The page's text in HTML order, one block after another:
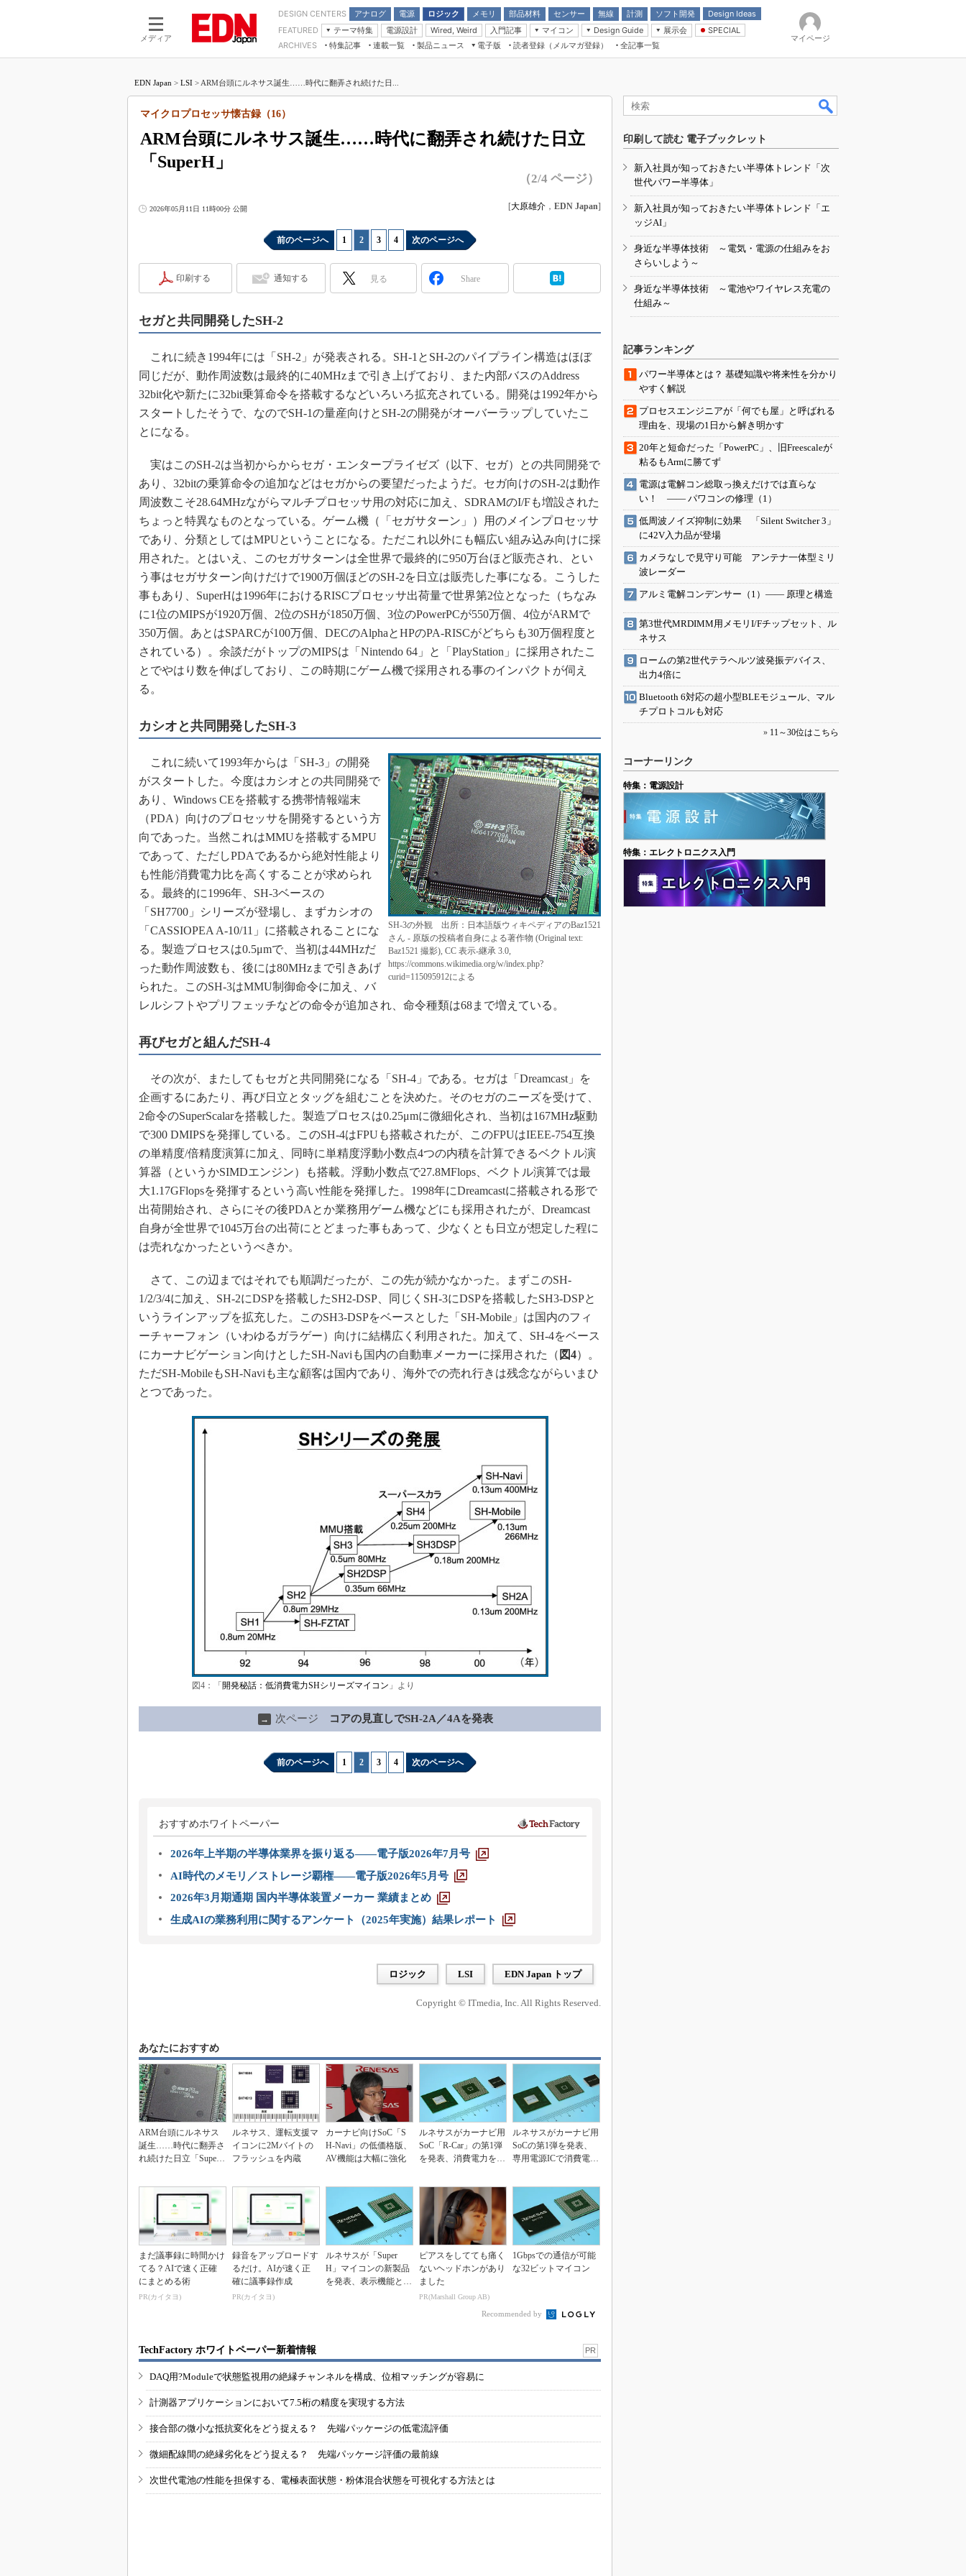
メディア
DESIGN CENTERS アナログ
電源
モーター
ロジック
LSI
メモリ
部品材料
受動部品
センサー 無線 計測 ソフト開発
Design Ideas
アナログ機能回路
計測とテスト
Wired, Weird
FEATURED
テーマ特集
つながるクルマ
エレクトロニクス入門
5G（EE Times Japan）
製品解剖（EE Times Japan）
電源設計 Wired, Weird
入門記事
モーター入門
マイコン
マイコン講座
Design Guide
計測機器
展示会
CEATEC
組込み/エッジコンピューティング展
人とくるま展
SPECIAL
Microchip情報
ARCHIVES 特集記事
連載一覧
マイクロプロセッサ懐古録
中堅技術者に贈る電子部品“徹底”活
用講座
たった2つの式で始めるDC/DCコン
バーターの設計
Q&Aで学ぶマイコン講座
高速シリアル伝送技術講座
記録計／データロガーの基礎知識
ズ編
座
Bluetooth mesh入門
「SPICEの仕組みとその活用設計」
う変わる？
IoT時代の無線規格を知る【Thread
IoT時代の無線規格を知る【Z-Wave
編】
製品ニュース
電子版
電子ブックレット
読者登録（メルマガ登録） 全記事一覧
マイページ
EDN Japan > LSI > ARM台頭にルネサス誕生……時代に翻弄され続けた日...
ARM台頭にルネサス誕生……時代に翻弄され続けた日立
「SuperH」
マイクロプロセッサ懐古録（16）
（2/4 ページ）
2026年05月11日 11時00分 公開 [大原雄介 ， EDN Japan]
前のページへ 1 2 3 4 次のページへ
印刷する 通知する 見る Share
セガと共同開発したSH-2
これに続き1994年には「SH-2」が発表される。SH-1とSH-2のパイプライン構造はほぼ
同じだが、動作周波数は最終的に40MHzまで引き上げており、また内部バスのAddress
32bit化や新たに32bit乗算命令を搭載するなどいろいろ拡充されている。開発は1992年から
スタートしたそうで、なのでSH-1の量産向けとSH-2の開発がオーバーラップしていたこ
とになる。
実はこのSH-2は当初からからセガ・エンタープライゼズ（以下、セガ）との共同開発で
あり、32bitの乗算命令の追加などはセガからの要望だったようだ。セガ向けのSH-2は動作
周波数こそ28.64MHzながらマルチプロセッサ用の対応に加え、SDRAMのI/Fも増設された
ちょっと特異なものとなっている。ゲーム機（「セガサターン」）用のメインプロセッサ
であり、分類としてはMPUということになる。ただこれ以外にも幅広い組み込み向けに採
用された。とはいえ、このセガサターンは全世界で最終的に950万台ほど販売され、とい
う事はセガサターン向けだけで1900万個ほどのSH-2を日立は販売した事になる。こうした
事もあり、SuperHは1996年におけるRISCプロセッサ出荷量で世界第2位となった（ちなみ
に1位のMIPSが1920万個、2位のSHが1850万個、3位のPowerPCが550万個、4位がARMで
350万個。あとはSPARCが100万個、DECのAlphaとHPのPA-RISCがどちらも30万個程度と
されている）。余談だがトップのMIPSは「Nintendo 64」と「PlayStation」に採用されたこ
とでやはり数を伸ばしており、この時期にゲーム機で採用される事のインパクトが伺え
る。
カシオと共同開発したSH-3
SH-3の外観 出所：日本語版ウィキペディアのBaz1521
さん - 原版の投稿者自身による著作物 (Original text:
Baz1521 撮影), CC 表示-継承 3.0,
https://commons.wikimedia.org/w/index.php?
curid=115095912による
これに続いて1993年からは「SH-3」の開発
がスタートした。今度はカシオとの共同開発で
あり、Windows CEを搭載する携帯情報端末
（PDA）向けのプロセッサを開発するという方
向であった。当然これはMMUを搭載するMPU
であって、ただしPDAであるから絶対性能より
も性能/消費電力比を高くすることが求められ
る。最終的に1996年、SH-3ベースの
「SH7700」シリーズが登場し、まずカシオの
「CASSIOPEA A-10/11」に搭載されることにな
る。製造プロセスは0.5μmで、当初は44MHzだ
った動作周波数も、後には80MHzまで引きあげ
られた。このSH-3はMMU制御命令に加え、バ
レルシフトやプリフェッチなどの命令が追加され、命令種類は68まで増えている。
再びセガと組んだSH-4
その次が、またしてもセガと共同開発になる「SH-4」である。セガは「Dreamcast」を
企画するにあたり、再び日立とタッグを組むことを決めた。そのセガのニーズを受けて、
2命令のSuperScalarを搭載した。製造プロセスは0.25μmに微細化され、当初は167MHz駆動
で300 DMIPSを発揮している。このSH-4はFPUも搭載されたが、このFPUはIEEE-754互換
の単精度/倍精度演算に加え、同時に単精度浮動小数点4つの内積を計算できるベクトル演
算器（というかSIMDエンジン）も搭載。浮動小数点で27.8MFlops、ベクトル演算では最
大1.17GFlopsを発揮するという高い性能を発揮した。1998年にDreamcastに搭載される形で
出荷開始され、さらにその後PDAとか業務用ゲーム機などにも採用されたが、Dreamcast
自身が全世界で1045万台の出荷にとどまった事もあって、少なくとも日立が想定した程に
は売れなかったというべきか。
さて、この辺まではそれでも順調だったが、この先が続かなかった。まずこのSH-
1/2/3/4に加え、SH-2にDSPを搭載したSH2-DSP、同じくSH-3にDSPを搭載したSH3-DSPと
いうラインアップを拡充した。このSH3-DSPをベースとした「SH-Mobile」は国内のフィ
ーチャーフォン（いわゆるガラゲー）向けに結構広く利用された。加えて、SH-4をベース
にカーナビゲーション向けとしたSH-Naviも国内の自動車メーカーに採用された（ 図4）。
ただSH-MobileもSH-Naviも主な顧客は国内であり、海外での売れ行きは残念ながらいまひ
とつであった。
図4：「 開発秘話：低消費電力SHシリーズマイコン 」より
→ 次ページ コアの見直しでSH-2A／4Aを発表
前のページへ 1 2 3 4 次のページへ
おすすめホワイトペーパー
2026年上半期の半導体業界を振り返る――電子版2026年7月号
AI時代のメモリ／ストレージ覇権――電子版2026年5月号
2026年3月期通期 国内半導体装置メーカー 業績まとめ
生成AIの業務利用に関するアンケート（2025年実施）結果レポート
ロジック LSI EDN Japan トップ
Copyright © ITmedia, Inc. All Rights Reserved.
あなたにおすすめ
ARM台頭にルネサス
誕生……時代に翻弄さ
れ続けた日立「Super
ルネサス、運転支援マ
イコンに2Mバイトの
フラッシュを内蔵
カーナビ向けSoC「S
H-Navi」の低価格版、
AV機能は大幅に強化
ルネサスがカーナビ用
SoC「R-Car」の第1弾
を発表、消費電力を2
ルネサスがカーナビ用
SoCの第1弾を発表、
専用電源ICで消費電力
まだ議事録に時間かけ
てる？AIで速く正確
にまとめる術
PR(カイタヨ)
録音をアップロードす
るだけ。AIが速く正
確に議事録作成
PR(カイタヨ)
ルネサスが「Super
H」マイコンの新製品
を発表、表示機能とネ
ピアスをしてても痛く
ないヘッドホンがあり
ました
PR(Marshall Group AB)
1Gbpsでの通信が可能
な32ビットマイコン
Recommended by
TechFactory ホワイトペーパー新着情報 PR
DAQ用?Moduleで状態監視用の絶縁チャンネルを構成、位相マッチングが容易に
計測器アプリケーションにおいて7.5桁の精度を実現する方法
接合部の微小な抵抗変化をどう捉える？ 先端パッケージの低電流評価
微細配線間の絶縁劣化をどう捉える？ 先端パッケージ評価の最前線
次世代電池の性能を担保する、電極表面状態・粉体混合状態を可視化する方法とは
印刷して読む 電子ブックレット
新入社員が知っておきたい半導体トレンド「次
世代パワー半導体」
新入社員が知っておきたい半導体トレンド「エ
ッジAI」
身近な半導体技術 ～電気・電源の仕組みをお
さらいしよう～
身近な半導体技術 ～電池やワイヤレス充電の
仕組み～
記事ランキング
パワー半導体とは？ 基礎知識や将来性を分かり
やすく解説
プロセスエンジニアが「何でも屋」と呼ばれる
理由を、現場の1日から解き明かす
20年と短命だった「PowerPC」、旧Freescaleが
粘るもArmに勝てず
電源は電解コン総取っ換えだけでは直らな
い！ ―― パワコンの修理（1）
低周波ノイズ抑制に効果 「Silent Switcher 3」
に42V入力品が登場
カメラなしで見守り可能 アンテナ一体型ミリ
波レーダー
アルミ電解コンデンサー（1）―― 原理と構造
第3世代MRDIMM用メモリI/Fチップセット、ル
ネサス
ロームの第2世代テラヘルツ波発振デバイス、
出力4倍に
Bluetooth 6対応の超小型BLEモジュール、マル
チプロトコルも対応
» 11～30位はこちら
コーナーリンク
特集：電源設計
特集：エレクトロニクス入門